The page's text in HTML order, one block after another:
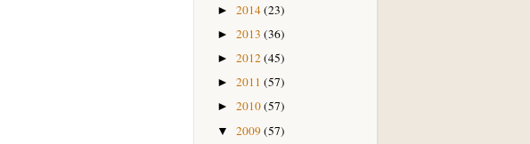
► 2014(23)
► 2013 (36)
► 2012(45)
► 2011 (57)
► 2010(57)
▼ 2009(57)